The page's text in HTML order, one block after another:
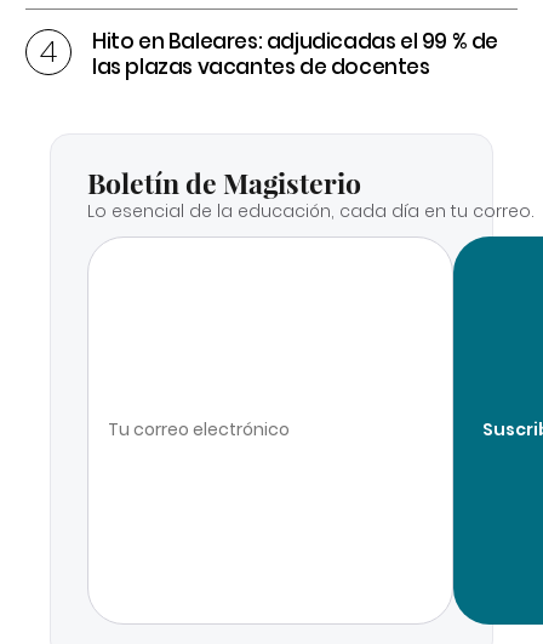
Hito en Baleares: adjudicadas el 99 % de
las plazas vacantes de docentes
Boletín de Magisterio
Lo esencial de la educación, cada día en tu correo.